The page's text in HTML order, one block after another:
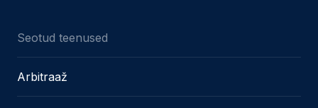
Seotud teenused
Arbitraaž